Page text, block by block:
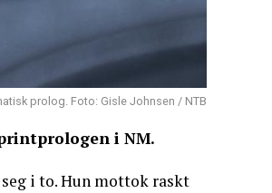
prolog. Foto: Gisle Johnsen / NTB
i NM.
i to. Hun mottok raskt